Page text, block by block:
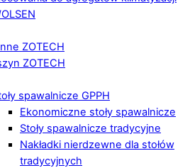
ZOTECH
ZOTECH
spawalnicze GPPH
Ekonomiczne stoły spawalnicze
Stoły spawalnicze tradycyjne
Nakładki nierdzewne dla stołów
tradycyjnych